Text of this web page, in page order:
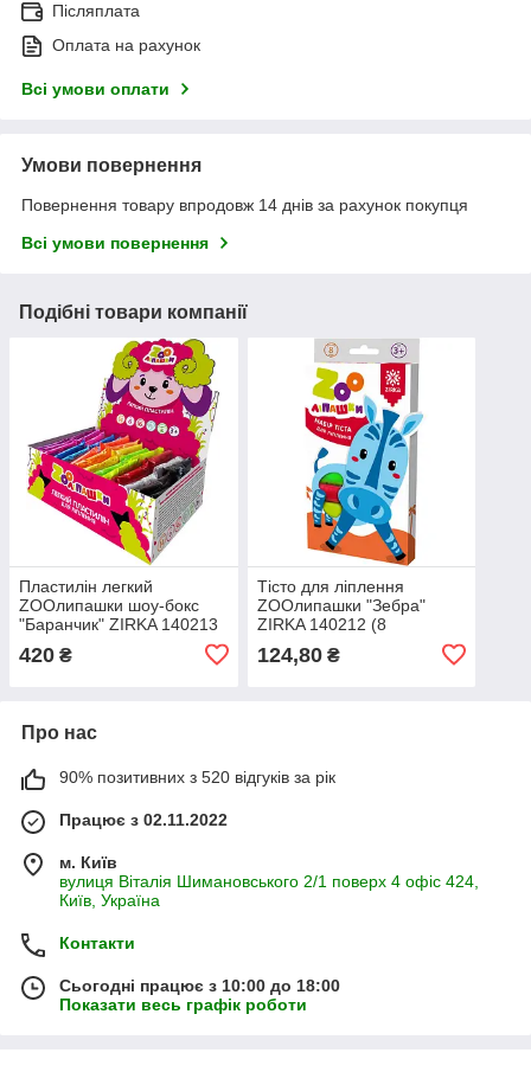
Післяплата
Оплата на рахунок
Всі умови оплати
Умови повернення
Повернення товару впродовж 14 днів за рахунок покупця
Всі умови повернення
Подібні товари компанії
Пластилін легкий
ZOOлипашки шоу-бокс
"Баранчик" ZIRKA 140213
(шоу-бокс 14 кольорів, 56
стиків по 6 г)
420 ₴
Тісто для ліплення
ZOOлипашки "Зебра"
ZIRKA 140212 (8
різнокольорових стиків по
35 г)
124,80₴
Про нас
90% позитивних з 520 відгуків за рік
Працює з 02.11.2022
м. Київ
вулиця Віталія Шимановського 2/1 поверх 4 офіс 424,
Київ, Україна
Контакти
Сьогодні працює з 10:00 до 18:00
Показати весь графік роботи